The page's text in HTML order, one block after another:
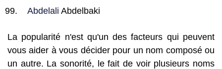
Abdelali Abdelbaki
La popularité n'est qu'un des facteurs qui peuvent
vous aider à vous décider pour un nom composé ou
un autre. La sonorité, le fait de voir plusieurs noms